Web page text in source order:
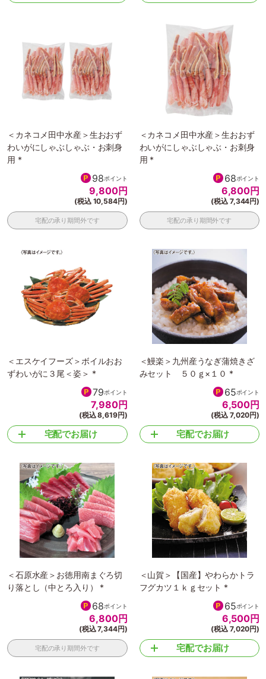
＜カネコメ田中水産＞生おおず
わいがにしゃぶしゃぶ・お刺身
用 *
98ポイント
9,800円
(税込 10,584円)
宅配の承り期間外です
＜カネコメ田中水産＞生おおず
わいがにしゃぶしゃぶ・お刺身
用 *
68ポイント
6,800円
(税込 7,344円)
宅配の承り期間外です
＜エスケイフーズ＞ボイルおお
ずわいがに３尾＜姿＞ *
79ポイント
7,980円
(税込 8,619円)
宅配でお届け
＜鰻楽＞九州産うなぎ蒲焼きざ
みセット ５０ｇ×１０ *
65ポイント
6,500円
(税込 7,020円)
宅配でお届け
＜石原水産＞お徳用南まぐろ切
り落とし（中とろ入り） *
68ポイント
6,800円
(税込 7,344円)
宅配の承り期間外です
＜山賀＞【国産】やわらかトラ
フグカツ１ｋｇセット *
65ポイント
6,500円
(税込 7,020円)
宅配でお届け